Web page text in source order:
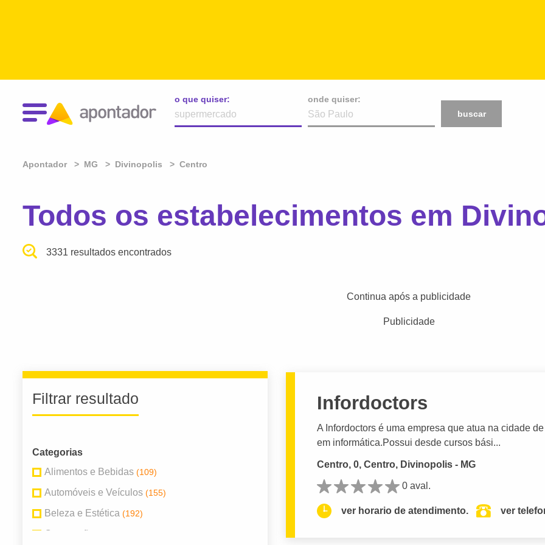
o que quiser:
onde quiser:
buscar
Apontador MG Divinopolis Centro
Todos os estabelecimentos em
3331 resultados encontrados
Continua após a publicidade
Publicidade
Filtrar resultado
Categorias
Alimentos e Bebidas (109)
Automóveis e Veículos (155)
Beleza e Estética (192)
Construção
Infordoctors
A Infordoctors é uma empresa que atua na cidade
em informática.Possui desde cursos bási...
Centro, 0, Centro, Divinopolis - MG
0 aval.
ver horario de atendimento. ver